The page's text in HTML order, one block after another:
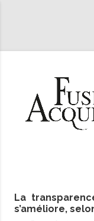
La
s’améliore,